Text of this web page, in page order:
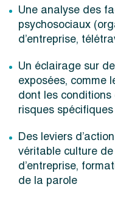
Une analyse des
psychosociaux
d’entreprise,
Un éclairage sur
exposées, comme
dont les conditions
risques
Des leviers
véritable culture
d’entreprise,
de la parole